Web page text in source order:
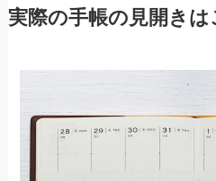
実際の手帳の見開き